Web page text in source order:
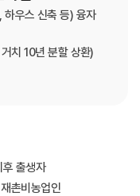
하우스 신축 등) 융자
치 10년 분할 상환)
후 출생자
촌비농업인